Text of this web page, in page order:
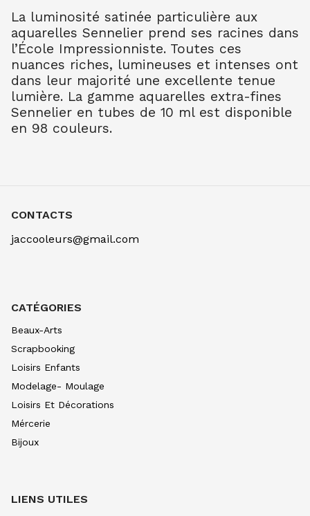
7.90€ TTC 7.89 € TTC
AQUARELLE EXTRA FINE TUBE 10 ML
TER SIEN BR 211
7.90€ TTC 7.89€ TTC
AQUARELLE EXTRA FINE TUBE 10 ML
TERRE VERT NAT 213
7.90 € TTC 7.89 € TTC
AQUARELLE EXTRA FINE TUBE 10 ML
BLEU COB VERIT 307
AQUARELLE EXTRA FINE TUBE 10 ML
7.90
BLEU OUTRE CL 312
AQUARELLE EXTRA FINE TUBE 10 ML
La luminosité satinée particulière aux
aquarelles Sennelier prend ses racines dans
l’École Impressionniste. Toutes ces
nuances riches, lumineuses et intenses ont
dans leur majorité une excellente tenue
lumière. La gamme aquarelles extra-fines
Sennelier en tubes de 10 ml est disponible
en 98 couleurs.
CONTACTS
jaccooleurs@gmail.com
CATÉGORIES
Beaux-Arts
Scrapbooking
Loisirs Enfants
Modelage- Moulage
Loisirs Et Décorations
Mércerie
Bijoux
LIENS UTILES